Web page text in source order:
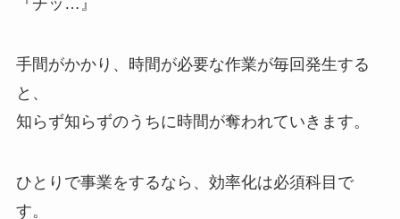
手間がかかり、時間が必要な作業が毎回発生する
と、
知らず知らずのうちに時間が奪われていきます。
ひとりで事業をするなら、効率化は必須科目で
す。